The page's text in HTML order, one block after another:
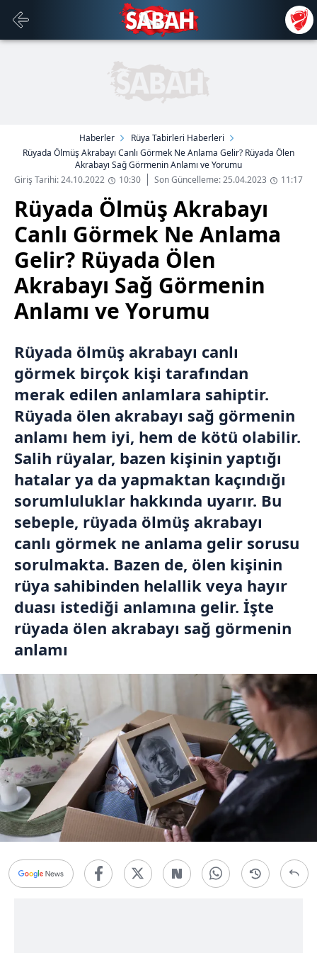
Haberler
Rüya Tabirleri Haberleri
Rüyada Ölmüş Akrabayı Canlı Görmek Ne Anlama Gelir? Rüyada Ölen
Akrabayı Sağ Görmenin Anlamı ve Yorumu
Giriş Tarihi: 24.10.2022
10:30 Son Güncelleme: 25.04.2023 11:17
Rüyada Ölmüş Akrabayı
Canlı Görmek Ne Anlama
Gelir? Rüyada Ölen
Akrabayı Sağ Görmenin
Anlamı ve Yorumu
Rüyada ölmüş akrabayı canlı
görmek birçok kişi tarafından
merak edilen anlamlara sahiptir.
Rüyada ölen akrabayı sağ görmenin
anlamı hem iyi, hem de kötü olabilir.
Salih rüyalar, bazen kişinin yaptığı
hatalar ya da yapmaktan kaçındığı
sorumluluklar hakkında uyarır. Bu
sebeple, rüyada ölmüş akrabayı
canlı görmek ne anlama gelir sorusu
sorulmakta. Bazen de, ölen kişinin
rüya sahibinden helallik veya hayır
duası istediği anlamına gelir. İşte
rüyada ölen akrabayı sağ görmenin
anlamı